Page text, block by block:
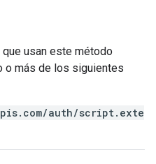
usan este método
o más de los siguientes
auth/script.exte